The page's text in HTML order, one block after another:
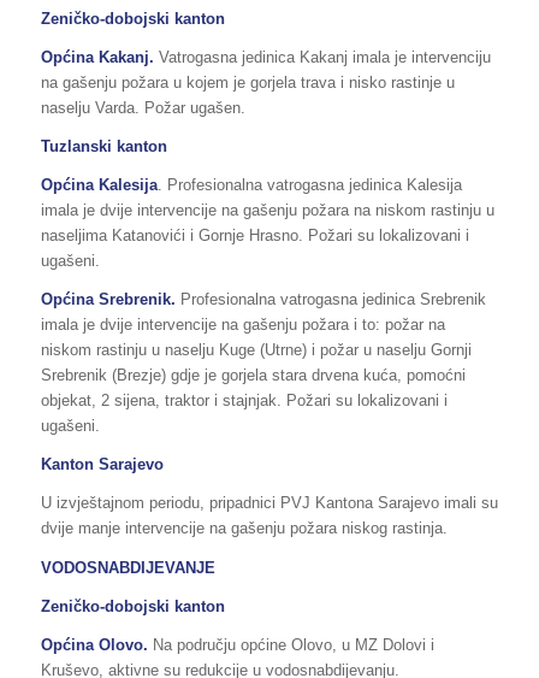
Zeničko-dobojski kanton
Općina Kakanj. Vatrogasna jedinica Kakanj imala je intervenciju
na gašenju požara u kojem je gorjela trava i nisko rastinje u
naselju Varda. Požar ugašen.
Tuzlanski kanton
Općina Kalesija. Profesionalna vatrogasna jedinica Kalesija
imala je dvije intervencije na gašenju požara na niskom rastinju u
naseljima Katanovići i Gornje Hrasno. Požari su lokalizovani i
ugašeni.
Općina Srebrenik. Profesionalna vatrogasna jedinica Srebrenik
imala je dvije intervencije na gašenju požara i to: požar na
niskom rastinju u naselju Kuge (Utrne) i požar u naselju Gornji
Srebrenik (Brezje) gdje je gorjela stara drvena kuća, pomoćni
objekat, 2 sijena, traktor i stajnjak. Požari su lokalizovani i
ugašeni.
Kanton Sarajevo
U izvještajnom periodu, pripadnici PVJ Kantona Sarajevo imali su
dvije manje intervencije na gašenju požara niskog rastinja.
VODOSNABDIJEVANJE
Zeničko-dobojski kanton
Općina Olovo. Na području općine Olovo, u MZ Dolovi i
Kruševo, aktivne su redukcije u vodosnabdijevanju.